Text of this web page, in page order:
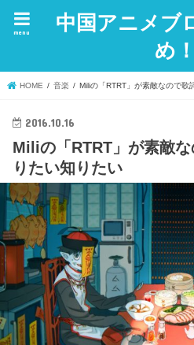
中国アニメブ
め！
menu
HOME 音楽 Miliの「RTRT」が素敵なので歌
2016.10.16
Miliの「RTRT」が素敵
りたい知りたい